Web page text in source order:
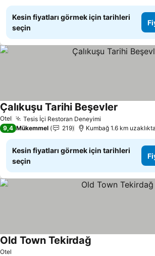
Kesin fiyatları görmek için tarihleri
seçin
Otel Tesis İçi Restoran Deneyimi
Çalıkuşu Tarihi Beşevler
9,4 Mükemmel 219 Kumbağ 1.6 km uzaklıkta
Kesin fiyatları görmek için tarihleri
seçin
Otel
Old Town Tekirdağ